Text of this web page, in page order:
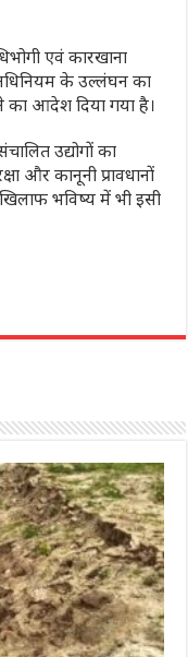
एवं कारखाना
के उल्लंघन का
का आदेश दिया गया है।
उद्योगों का
और कानूनी प्रावधानों
भविष्य में भी इसी